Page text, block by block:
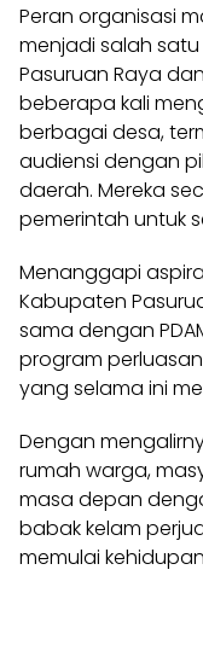
Peran organisasi
menjadi salah satu
Pasuruan Raya
beberapa kali
berbagai desa,
audiensi dengan
daerah. Mereka
pemerintah untuk
Menanggapi
Kabupaten
sama dengan
program
yang selama ini
Dengan
rumah warga,
masa depan
babak kelam
memulai